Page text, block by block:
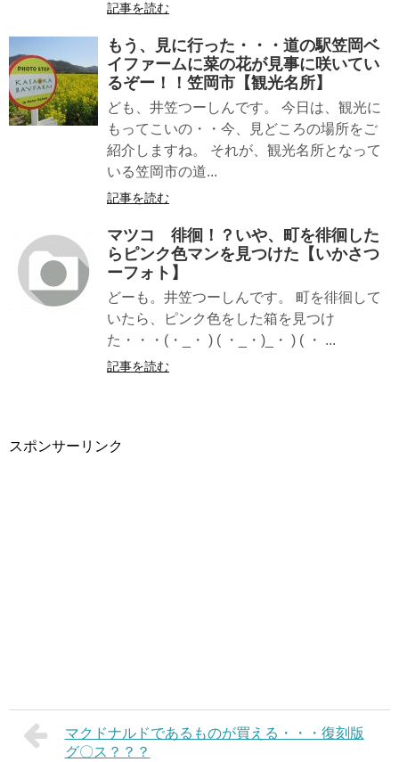
記事を読む
もう、見に行った・・・道の駅笠岡ベ
イファームに菜の花が見事に咲いてい
るぞー！！笠岡市【観光名所】
ども、井笠つーしんです。 今日は、観光に
もってこいの・・今、見どころの場所をご
紹介しますね。 それが、観光名所となって
いる笠岡市の道...
記事を読む
マツコ 徘徊！？いや、町を徘徊した
らピンク色マンを見つけた【いかさつ
ーフォト】
どーも。井笠つーしんです。 町を徘徊して
いたら、ピンク色をした箱を見つけ
た・・・(・_・ ) ( ・_・)_・ ) ( ・ ...
記事を読む
スポンサーリンク
マクドナルドであるものが買える・・・復刻版
グ〇ス？？？